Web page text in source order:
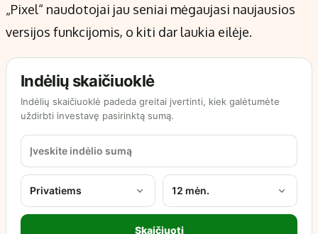
„Pixel“ naudotojai jau seniai mėgaujasi naujausios
versijos funkcijomis, o kiti dar laukia eilėje.